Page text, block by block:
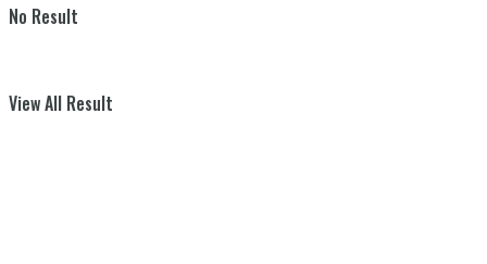
No Result
View All Result